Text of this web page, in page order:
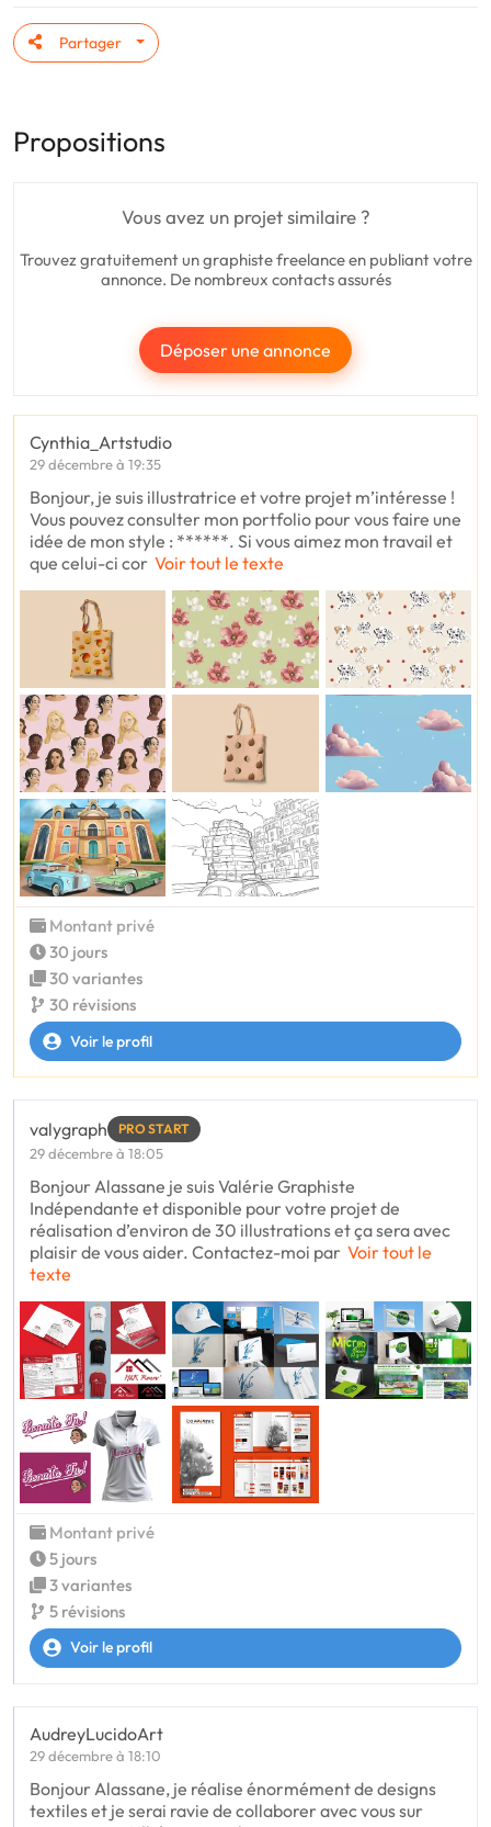
Partager
Propositions
Vous avez un projet similaire ?
Trouvez gratuitement un graphiste freelance en publiant votre
annonce. De nombreux contacts assurés
Déposer une annonce
Cynthia_Artstudio
29 décembre à 19:35
Bonjour, je suis illustratrice et votre projet m’intéresse !
Vous pouvez consulter mon portfolio pour vous faire une
idée de mon style : ******. Si vous aimez mon travail et
que celui-ci cor Voir tout le texte
Montant privé
30 jours
30 variantes
30 révisions
Voir le profil
valygraph PRO START
29 décembre à 18:05
Bonjour Alassane je suis Valérie Graphiste
Indépendante et disponible pour votre projet de
réalisation d’environ de 30 illustrations et ça sera avec
plaisir de vous aider. Contactez-moi par Voir tout le
texte
Montant privé
5 jours
3 variantes
5 révisions
Voir le profil
AudreyLucidoArt
29 décembre à 18:10
Bonjour Alassane, je réalise énormément de designs
textiles et je serai ravie de collaborer avec vous sur